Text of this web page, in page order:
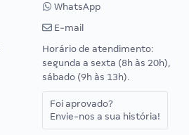
WhatsApp
E-mail
Horário de atendimento:
segunda a sexta (8h às 20h),
sábado (9h às 13h).
Foi aprovado?
Envie-nos a sua história!